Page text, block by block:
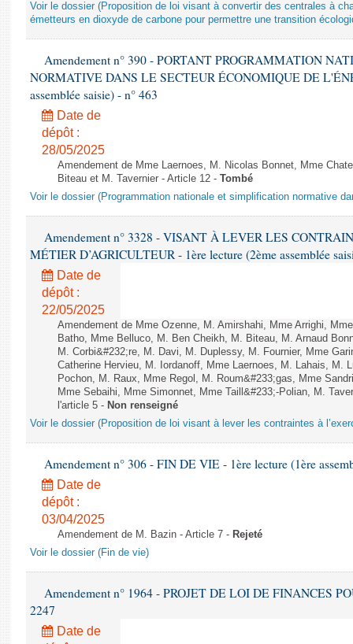
Voir le dossier (Proposition de loi visant à convertir des centrales à
émetteurs en dioxyde de carbone pour permettre une transition
Amendement n° 390 - PORTANT PROGRAMMATION
NORMATIVE DANS LE SECTEUR ÉCONOMIQUE DE
assemblée saisie) - n° 463
Date de
dépôt :
28/05/2025
Amendement de Mme Laernoes, M. Nicolas Bonnet, Mme
Biteau et M. Tavernier - Article 12 - Tombé
Voir le dossier (Programmation nationale et simplification normative
Amendement n° 3328 - VISANT À LEVER LES
MÉTIER D’AGRICULTEUR - 1ère lecture (2ème assemblée
Date de
dépôt :
22/05/2025
Amendement de Mme Ozenne, M. Amirshahi, Mme Arrighi,
Batho, Mme Belluco, M. Ben Cheikh, M. Biteau, M. Arnaud
M. Corbi&#232;re, M. Davi, M. Duplessy, M. Fournier, Mme
Catherine Hervieu, M. Iordanoff, Mme Laernoes, M. Lahais, M.
Pochon, M. Raux, Mme Regol, M. Roum&#233;gas, Mme
Mme Sebaihi, Mme Simonnet, Mme Taill&#233;-Polian, M.
l'article 5 - Non renseigné
Voir le dossier (Proposition de loi visant à lever les contraintes à
Amendement n° 306 - FIN DE VIE - 1ère lecture (1ère
Date de
dépôt :
03/04/2025
Amendement de M. Bazin - Article 7 - Rejeté
Voir le dossier (Fin de vie)
Amendement n° 1964 - PROJET DE LOI DE FINANCES
2247
Date de